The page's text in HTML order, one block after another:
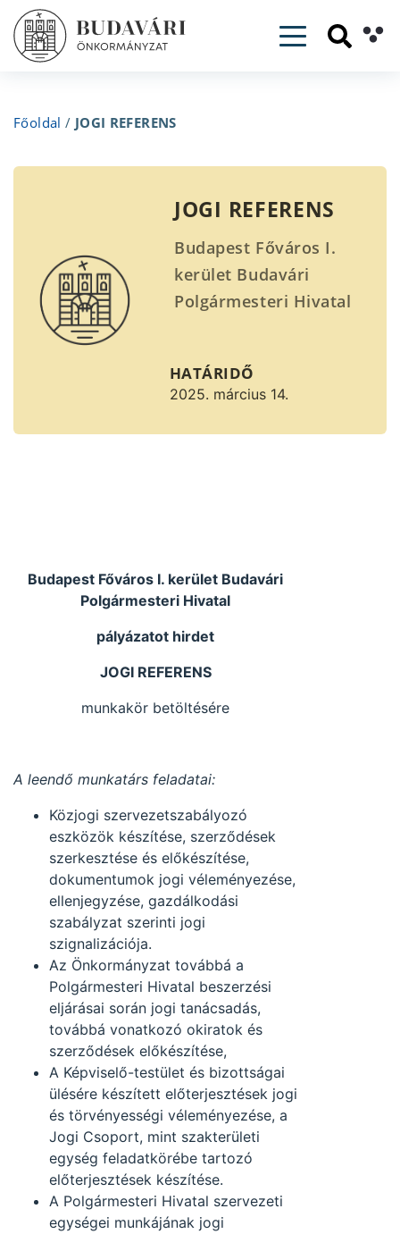
Toggle
Főoldal / JOGI REFERENS
JOGI REFERENS
Budapest Főváros I.
kerület Budavári
Polgármesteri Hivatal
betöltésére.
HATÁRIDŐ
2025. március 14.
Budapest Főváros I. kerület Budavári
Polgármesteri Hivatal
pályázatot hirdet
JOGI REFERENS
munkakör betöltésére
A leendő munkatárs feladatai:
Közjogi szervezetszabályozó
eszközök készítése, szerződések
szerkesztése és előkészítése,
dokumentumok jogi véleményezése,
ellenjegyzése, gazdálkodási
szabályzat szerinti jogi
szignalizációja.
Az Önkormányzat továbbá a
Polgármesteri Hivatal beszerzési
eljárásai során jogi tanácsadás,
továbbá vonatkozó okiratok és
szerződések előkészítése,
A Képviselő-testület és bizottságai
ülésére készített előterjesztések jogi
és törvényességi véleményezése, a
Jogi Csoport, mint szakterületi
egység feladatkörébe tartozó
előterjesztések készítése.
A Polgármesteri Hivatal szervezeti
egységei munkájának jogi